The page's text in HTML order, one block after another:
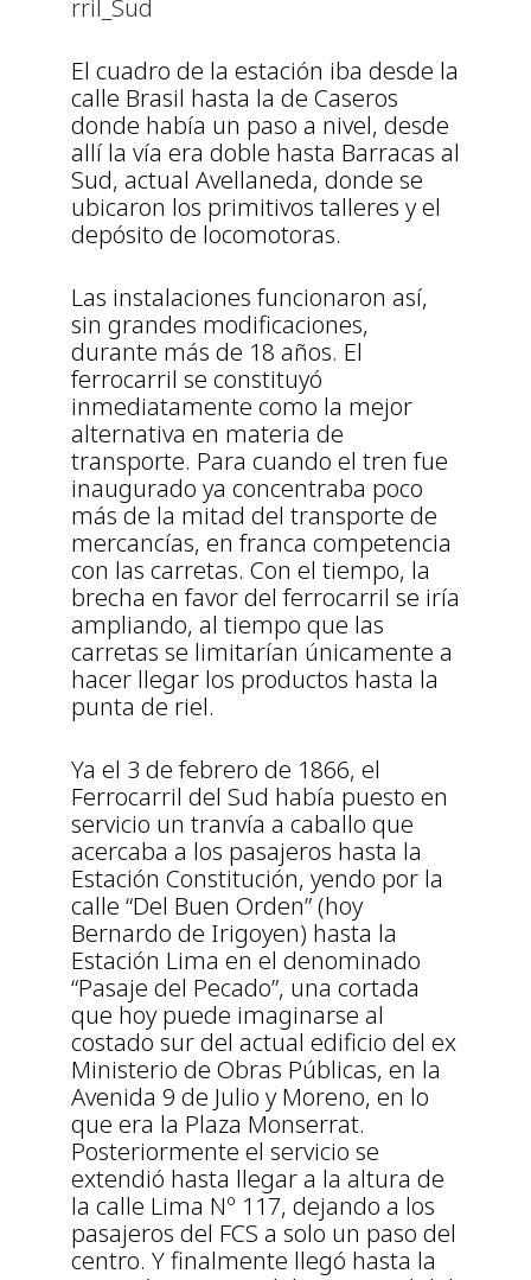
El cuadro de la estación iba desde la
calle Brasil hasta la de Caseros
donde había un paso a nivel, desde
allí la vía era doble hasta Barracas al
Sud, actual Avellaneda, donde se
ubicaron los primitivos talleres y el
depósito de locomotoras.
Las instalaciones funcionaron así,
sin grandes modificaciones,
durante más de 18 años. El
ferrocarril se constituyó
inmediatamente como la mejor
alternativa en materia de
transporte. Para cuando el tren fue
inaugurado ya concentraba poco
más de la mitad del transporte de
mercancías, en franca competencia
con las carretas. Con el tiempo, la
brecha en favor del ferrocarril se iría
ampliando, al tiempo que las
carretas se limitarían únicamente a
hacer llegar los productos hasta la
punta de riel.
Ya el 3 de febrero de 1866, el
Ferrocarril del Sud había puesto en
servicio un tranvía a caballo que
acercaba a los pasajeros hasta la
Estación Constitución, yendo por la
calle “Del Buen Orden” (hoy
Bernardo de Irigoyen) hasta la
Estación Lima en el denominado
“Pasaje del Pecado”, una cortada
que hoy puede imaginarse al
costado sur del actual edificio del ex
Ministerio de Obras Públicas, en la
Avenida 9 de Julio y Moreno, en lo
que era la Plaza Monserrat.
Posteriormente el servicio se
extendió hasta llegar a la altura de
la calle Lima Nº 117, dejando a los
pasajeros del FCS a solo un paso del
centro. Y finalmente llegó hasta la